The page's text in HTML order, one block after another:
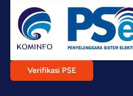
Verifikasi PSE